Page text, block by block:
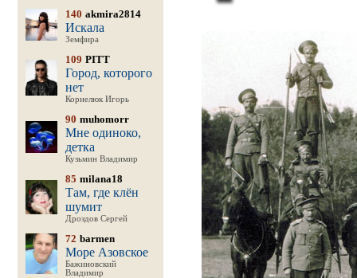
140 akmira2814
Искала
Земфира
109 PITT
Город, которого
нет
Корнелюк Игорь
90 muhomorr
Мне одиноко,
детка
Кузьмин Владимир
85 milana18
Там, где клён
шумит
Дроздов Сергей
72 barmen
Море Азовское
Бажиновский
Владимир